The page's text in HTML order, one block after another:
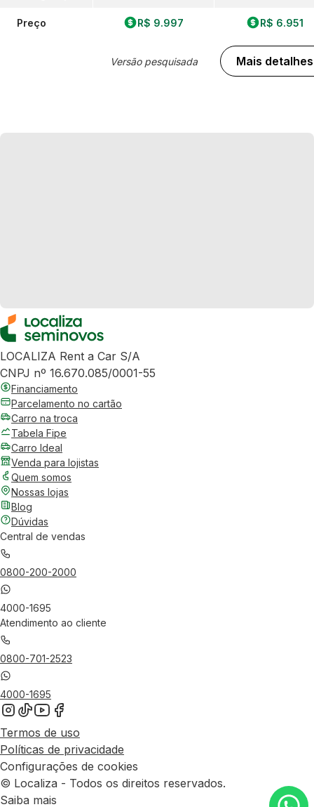
Preço R$ 9.997
Versão pesquisada
R$ 6.951
Mais detalhes
LOCALIZA Rent a Car S/A
CNPJ nº 16.670.085/0001-55
Financiamento
Parcelamento no cartão
Carro na troca
Tabela Fipe
Carro Ideal
Venda para lojistas
Quem somos
Nossas lojas
Blog
Dúvidas
Central de vendas
0800-200-2000
4000-1695
Atendimento ao cliente
0800-701-2523
4000-1695
Termos de uso
Políticas de privacidade
Configurações de cookies
© Localiza - Todos os direitos reservados.
Saiba mais